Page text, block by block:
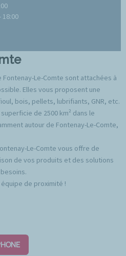
Fontenay-Le-Comte sont attachées à
Elles vous proposent une
bois, pellets, lubrifiants, GNR, etc.
de 2500 km² dans le
autour de Fontenay-Le-Comte,
Le-Comte vous offre de
de vos produits et des solutions
de proximité !
18:00